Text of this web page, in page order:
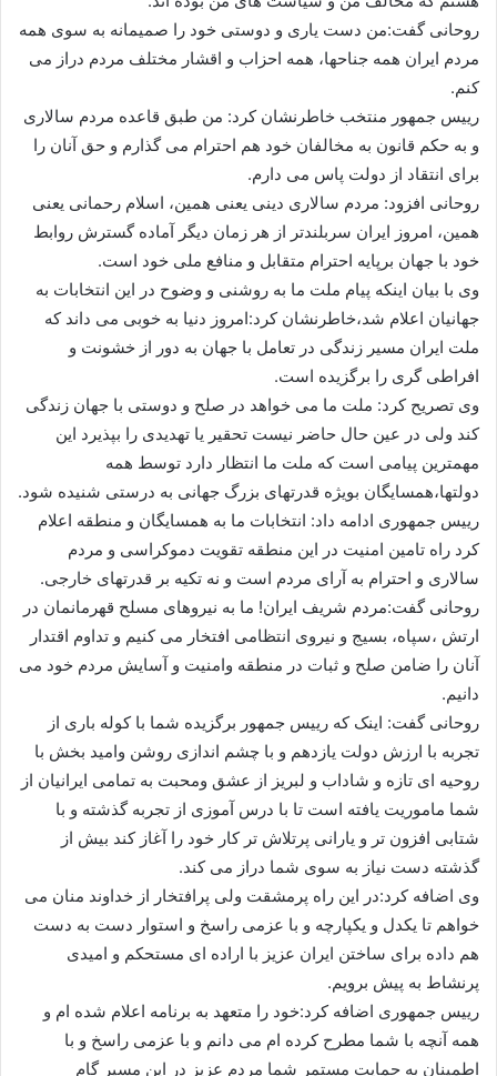
روحانی گفت:من دست یاری و دوستی خود را صمیمانه به سوی همه
مردم ایران همه جناحها، همه احزاب و اقشار مختلف مردم دراز می
کنم.
رییس جمهور منتخب خاطرنشان کرد: من طبق قاعده مردم سالاری
و به حکم قانون به مخالفان خود هم احترام می گذارم و حق آنان را
برای انتقاد از دولت پاس می دارم.
روحانی افزود: مردم سالاری دینی یعنی همین، اسلام رحمانی یعنی
همین، امروز ایران سربلندتر از هر زمان دیگر آماده گسترش روابط
خود با جهان برپایه احترام متقابل و منافع ملی خود است.
وی با بیان اینکه پیام ملت ما به روشنی و وضوح در این انتخابات به
جهانیان اعلام شد،خاطرنشان کرد:امروز دنیا به خوبی می داند که
ملت ایران مسیر زندگی در تعامل با جهان به دور از خشونت و
افراطی گری را برگزیده است.
وی تصریح کرد: ملت ما می خواهد در صلح و دوستی با جهان زندگی
کند ولی در عین حال حاضر نیست تحقیر یا تهدیدی را بپذیرد این
مهمترین پیامی است که ملت ما انتظار دارد توسط همه
دولتها،همسایگان بویژه قدرتهای بزرگ جهانی به درستی شنیده شود.
رییس جمهوری ادامه داد: انتخابات ما به همسایگان و منطقه اعلام
کرد راه تامین امنیت در این منطقه تقویت دموکراسی و مردم
سالاری و احترام به آرای مردم است و نه تکیه بر قدرتهای خارجی.
روحانی گفت:مردم شریف ایران! ما به نیروهای مسلح قهرمانمان در
ارتش ،سپاه، بسیج و نیروی انتظامی افتخار می کنیم و تداوم اقتدار
آنان را ضامن صلح و ثبات در منطقه وامنیت و آسایش مردم خود می
دانیم.
روحانی گفت: اینک که رییس جمهور برگزیده شما با کوله باری از
تجربه با ارزش دولت یازدهم و با چشم اندازی روشن وامید بخش با
روحیه ای تازه و شاداب و لبریز از عشق ومحبت به تمامی ایرانیان از
شما ماموریت یافته است تا با درس آموزی از تجربه گذشته و با
شتابی افزون تر و یارانی پرتلاش تر کار خود را آغاز کند بیش از
گذشته دست نیاز به سوی شما دراز می کند.
وی اضافه کرد:در این راه پرمشقت ولی پرافتخار از خداوند منان می
خواهم تا یکدل و یکپارچه و با عزمی راسخ و استوار دست به دست
هم داده برای ساختن ایران عزیز با اراده ای مستحکم و امیدی
پرنشاط به پیش برویم.
رییس جمهوری اضافه کرد:خود را متعهد به برنامه اعلام شده ام و
همه آنچه با شما مطرح کرده ام می دانم و با عزمی راسخ و با
اطمینان به حمایت مستمر شما مردم عزیز در این مسیر گام